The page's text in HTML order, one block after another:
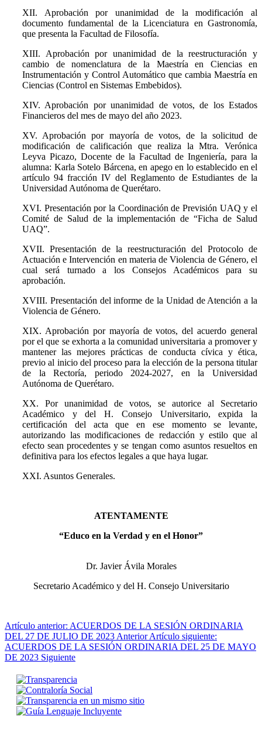
XII. Aprobación por unanimidad de la modificación al
documento fundamental de la Licenciatura en Gastronomía,
que presenta la Facultad de Filosofía.
XIII. Aprobación por unanimidad de la reestructuración y
cambio de nomenclatura de la Maestría en Ciencias en
Instrumentación y Control Automático que cambia Maestría en
Ciencias (Control en Sistemas Embebidos).
XIV. Aprobación por unanimidad de votos, de los Estados
Financieros del mes de mayo del año 2023.
XV. Aprobación por mayoría de votos, de la solicitud de
modificación de calificación que realiza la Mtra. Verónica
Leyva Picazo, Docente de la Facultad de Ingeniería, para la
alumna: Karla Sotelo Bárcena, en apego en lo establecido en el
artículo 94 fracción IV del Reglamento de Estudiantes de la
Universidad Autónoma de Querétaro.
XVI. Presentación por la Coordinación de Previsión UAQ y el
Comité de Salud de la implementación de “Ficha de Salud
UAQ”.
XVII. Presentación de la reestructuración del Protocolo de
Actuación e Intervención en materia de Violencia de Género, el
cual será turnado a los Consejos Académicos para su
aprobación.
XVIII. Presentación del informe de la Unidad de Atención a la
Violencia de Género.
XIX. Aprobación por mayoría de votos, del acuerdo general
por el que se exhorta a la comunidad universitaria a promover y
mantener las mejores prácticas de conducta cívica y ética,
previo al inicio del proceso para la elección de la persona titular
de la Rectoría, periodo 2024-2027, en la Universidad
Autónoma de Querétaro.
XX. Por unanimidad de votos, se autorice al Secretario
Académico y del H. Consejo Universitario, expida la
certificación del acta que en ese momento se levante,
autorizando las modificaciones de redacción y estilo que al
efecto sean procedentes y se tengan como asuntos resueltos en
definitiva para los efectos legales a que haya lugar.
XXI. Asuntos Generales.
ATENTAMENTE
“Educo en la Verdad y en el Honor”
Dr. Javier Ávila Morales
Secretario Académico y del H. Consejo Universitario
Artículo anterior: ACUERDOS DE LA SESIÓN ORDINARIA
DEL 27 DE JULIO DE 2023 Anterior Artículo siguiente:
ACUERDOS DE LA SESIÓN ORDINARIA DEL 25 DE MAYO
DE 2023 Siguiente